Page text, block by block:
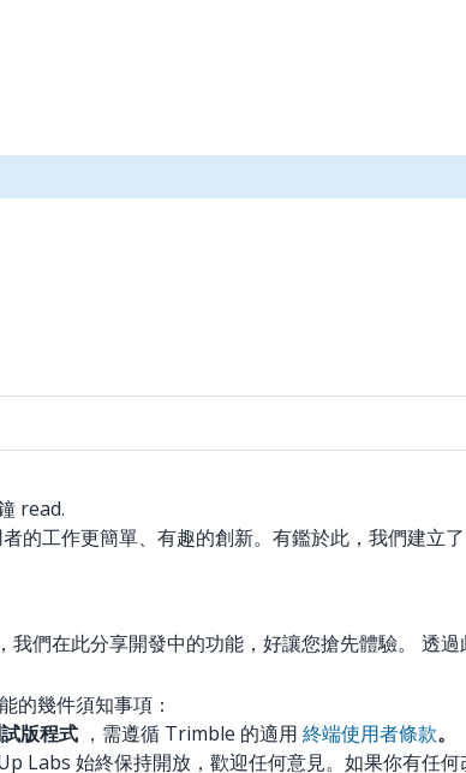
read.
的工作更簡單、有趣的創新。有鑑於此，我們建立了
們在此分享開發中的功能，好讓您搶先體驗。 透
的幾件須知事項：
版程式 ，需遵循 Trimble 的適用 終端使用者條款。
Labs 始終保持開放，歡迎任何意見。如果你有任